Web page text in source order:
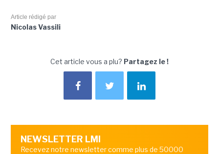
Article rédigé par
Nicolas Vassili
Cet article vous a plu? Partagez le !
NEWSLETTER LMI
Recevez notre newsletter comme plus de 50000